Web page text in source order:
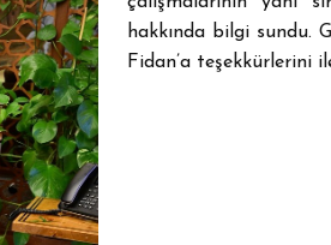
hakkında bilgi sundu.
Fidan’a teşekkürlerini